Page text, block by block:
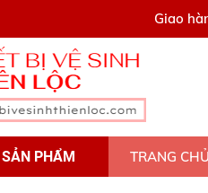
Giao
PHẨM TRANG CHỦ